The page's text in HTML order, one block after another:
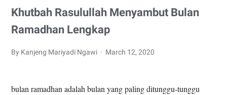
Khutbah Rasulullah Menyambut Bulan
Ramadhan Lengkap
By Kanjeng Mariyadi Ngawi March 12, 2020
bulan ramadhan adalah bulan yang paling ditunggu-tunggu